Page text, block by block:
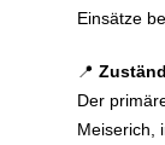
Einsätze
📍
Der
Meiserich,